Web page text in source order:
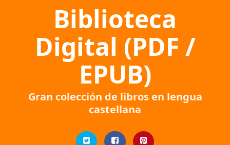
Biblioteca
Digital (PDF /
EPUB)
Gran colección de libros en lengua
castellana